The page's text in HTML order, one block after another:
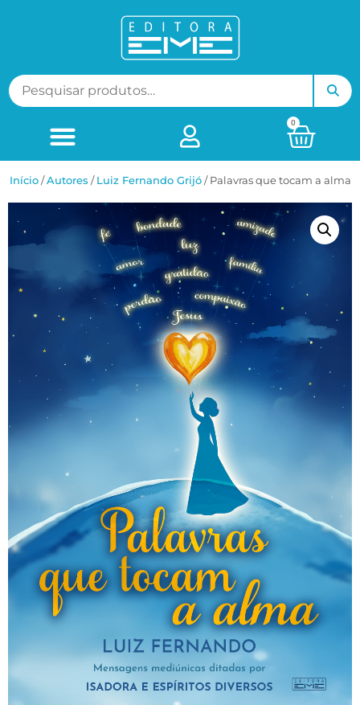
0
Início/ㅤAutores /Luiz Fernando Grijó/ Palavras que tocam a alma